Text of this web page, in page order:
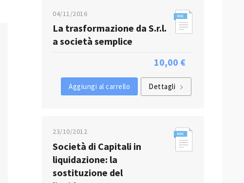
04/11/2016
La trasformazione da S.r.l.
a società semplice
10,00 €
Dettagli
Aggiungi al carrello
23/10/2012
Società di Capitali in
liquidazione: la
sostituzione del